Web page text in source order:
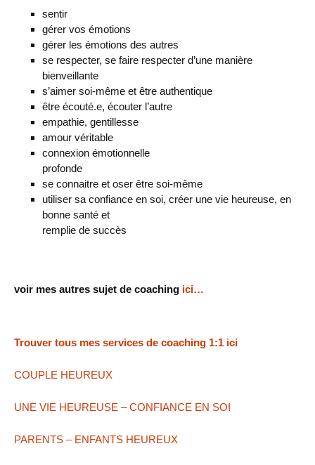
sentir
gérer vos émotions
gérer les émotions des autres
se respecter, se faire respecter d’une manière
bienveillante
s’aimer soi-même et être authentique
être écouté.e, écouter l’autre
empathie, gentillesse
amour véritable
connexion émotionnelle
profonde
se connaitre et oser être soi-même
utiliser sa confiance en soi, créer une vie heureuse, en
bonne santé et
remplie de succès
voir mes autres sujet de coaching ici…
Trouver tous mes services de coaching 1:1 ici
COUPLE HEUREUX
UNE VIE HEUREUSE – CONFIANCE EN SOI
PARENTS – ENFANTS HEUREUX